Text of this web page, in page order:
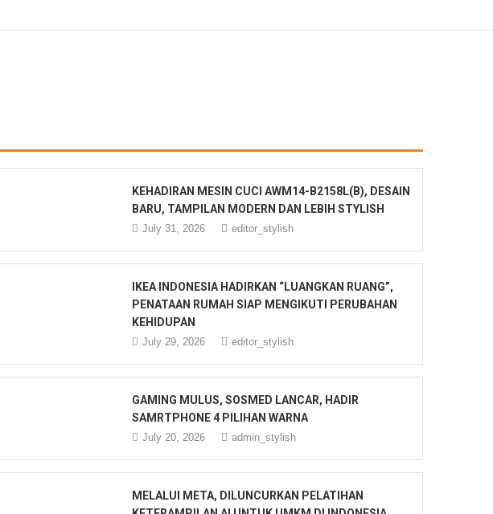
KEHADIRAN MESIN CUCI AWM14-B2158L(B), DESAIN
BARU, TAMPILAN MODERN DAN LEBIH STYLISH
July 31, 2026 editor_stylish
IKEA INDONESIA HADIRKAN “LUANGKAN RUANG”,
PENATAAN RUMAH SIAP MENGIKUTI PERUBAHAN
KEHIDUPAN
July 29, 2026 editor_stylish
GAMING MULUS, SOSMED LANCAR, HADIR
SAMRTPHONE 4 PILIHAN WARNA
July 20, 2026 admin_stylish
MELALUI META, DILUNCURKAN PELATIHAN